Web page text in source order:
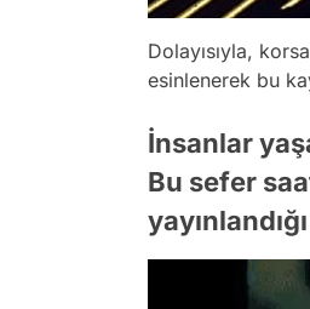
Dolayısıyla,
esinlenerek bu
İnsanlar
Bu sefer